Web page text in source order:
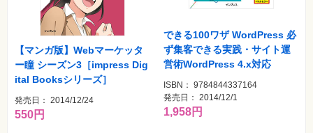
【マンガ版】Webマーケッタ
ー瞳 シーズン3［impress Dig
ital Booksシリーズ］
発売日： 2014/12/24
550円
できる100ワザ WordPress 必
ず集客できる実践・サイト運
営術WordPress 4.x対応
ISBN： 9784844337164
発売日： 2014/12/1
1,958円